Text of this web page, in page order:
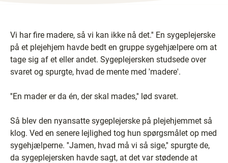
Vi har fire madere, så vi kan ikke nå det.'' En sygeplejerske
på et plejehjem havde bedt en gruppe sygehjælpere om at
tage sig af et eller andet. Sygeplejersken studsede over
svaret og spurgte, hvad de mente med 'madere'.
''En mader er da én, der skal mades,'' lød svaret.
Så blev den nyansatte sygeplejerske på plejehjemmet så
klog. Ved en senere lejlighed tog hun spørgsmålet op med
sygehjælperne. ''Jamen, hvad må vi så sige,'' spurgte de,
da sygeplejersken havde sagt, at det var stødende at